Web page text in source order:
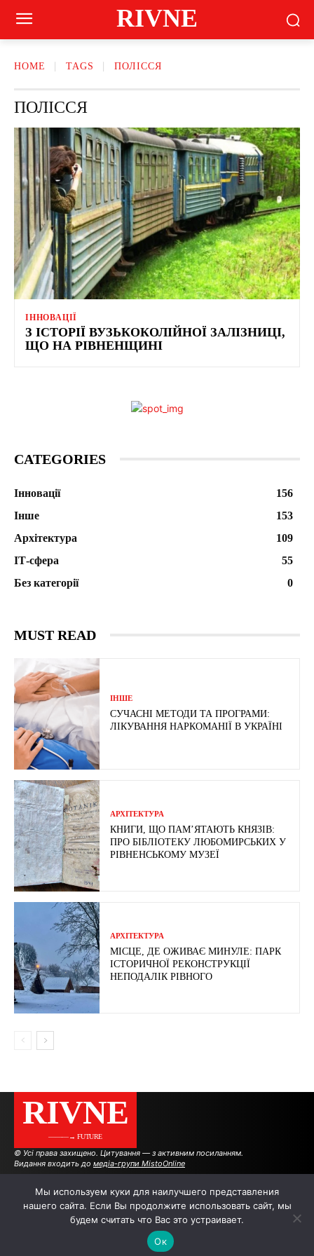
RIVNE
HOME TAGS ПОЛІССЯ
ПОЛІССЯ
ІННОВАЦІЇ
З ІСТОРІЇ ВУЗЬКОКОЛІЙНОЇ ЗАЛІЗНИЦІ,
ЩО НА РІВНЕНЩИНІ
CATEGORIES
Інновації
156
Інше
153
Архітектура
109
ІТ-сфера
55
Без категорії
0
MUST READ
ІНШЕ
СУЧАСНІ МЕТОДИ ТА ПРОГРАМИ:
ЛІКУВАННЯ НАРКОМАНІЇ В УКРАЇНІ
АРХІТЕКТУРА
КНИГИ, ЩО ПАМ’ЯТАЮТЬ КНЯЗІВ:
ПРО БІБЛІОТЕКУ ЛЮБОМИРСЬКИХ У
РІВНЕНСЬКОМУ МУЗЕЇ
АРХІТЕКТУРА
МІСЦЕ, ДЕ ОЖИВАЄ МИНУЛЕ: ПАРК
ІСТОРИЧНОЇ РЕКОНСТРУКЦІЇ
НЕПОДАЛІК РІВНОГО
RIVNE
———→ FUTURE
© Усі права захищено. Цитування — з активним посиланням.
Видання входить до медіа-групи MistoOnline
АВТОРИ РЕКЛАМА НА САЙТІ
Мы используем куки для наилучшего представления
нашего сайта. Если Вы продолжите использовать сайт, мы
будем считать что Вас это устраивает.
Ок